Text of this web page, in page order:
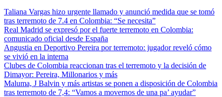
Taliana Vargas hizo urgente llamado y anunció medida que se tomó
tras terremoto de 7.4 en Colombia: “Se necesita”
Real Madrid se expresó por el fuerte terremoto en Colombia:
comunicado oficial desde España
Angustia en Deportivo Pereira por terremoto: jugador reveló cómo
se vivió en la interna
Clubes de Colombia reaccionan tras el terremoto y la decisión de
Dimayor: Pereira, Millonarios y más
Maluma, J Balvin y más artistas se ponen a disposición de Colombia
tras terremoto de 7,4: “Vamos a movernos de una pa’ ayudar”